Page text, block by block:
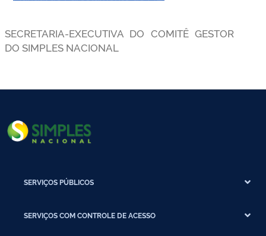
SECRETARIA-EXECUTIVA DO COMITÊ GESTOR
DO SIMPLES NACIONAL
SERVIÇOS PÚBLICOS
SERVIÇOS COM CONTROLE DE ACESSO